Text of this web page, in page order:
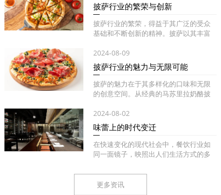
披萨行业的繁荣与创新
披萨行业的繁荣，得益于其广泛的受众
基础和不断创新的精神。披萨以其丰富
2024-08-09
披萨行业的魅力与无限可能
披萨的魅力在于其多样化的口味和无限
的创意空间。从经典的马苏里拉奶酪披
2024-08-02
味蕾上的时代变迁
在快速变化的现代社会中，餐饮行业如
同一面镜子，映照出人们生活方式的多
更多资讯